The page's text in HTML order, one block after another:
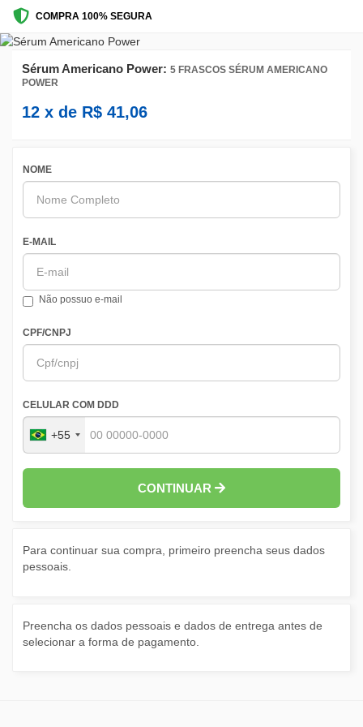
COMPRA 100% SEGURA
Sérum Americano Power: 5 FRASCOS SÉRUM AMERICANO
POWER
12 x de R$ 41,06
NOME
E-MAIL
Não possuo e-mail
CPF/CNPJ
CELULAR COM DDD
+55
CONTINUAR
Para continuar sua compra, primeiro preencha seus dados
pessoais.
Preencha os dados pessoais e dados de entrega antes de
selecionar a forma de pagamento.